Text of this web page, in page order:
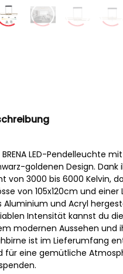
BRENA LED-Pendelleuchte
goldenen Design.
von 3000 bis 6000 Kelvin,
von 105x120cm und
Aluminium und Acryl
Intensität kannst du
modernen Aussehen und
ist im Lieferumfang
für eine gemütliche